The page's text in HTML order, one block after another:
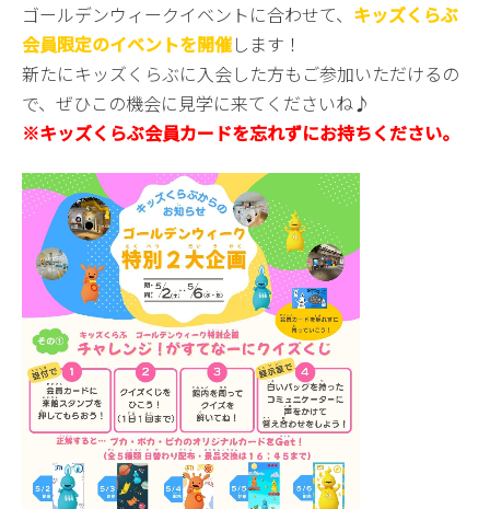
ゴールデンウィークイベントに合わせて、 キッズくらぶ
会員限定のイベントを開催します！
新たにキッズくらぶに入会した方もご参加いただけるの
で、ぜひこの機会に見学に来てくださいね♪
※キッズくらぶ会員カードを忘れずにお持ちください。